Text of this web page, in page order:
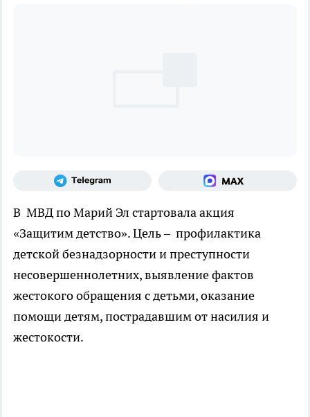
В МВД по Марий Эл стартовала акция
«Защитим детство». Цель – профилактика
детской безнадзорности и преступности
несовершеннолетних, выявление фактов
жестокого обращения с детьми, оказание
помощи детям, пострадавшим от насилия и
жестокости.